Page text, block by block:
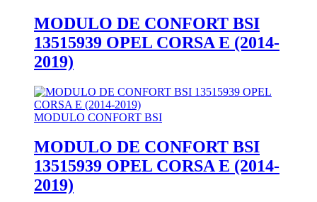
MODULO DE CONFORT BSI
13515939 OPEL CORSA E (2014-
2019)
MODULO CONFORT BSI
MODULO DE CONFORT BSI
13515939 OPEL CORSA E (2014-
2019)